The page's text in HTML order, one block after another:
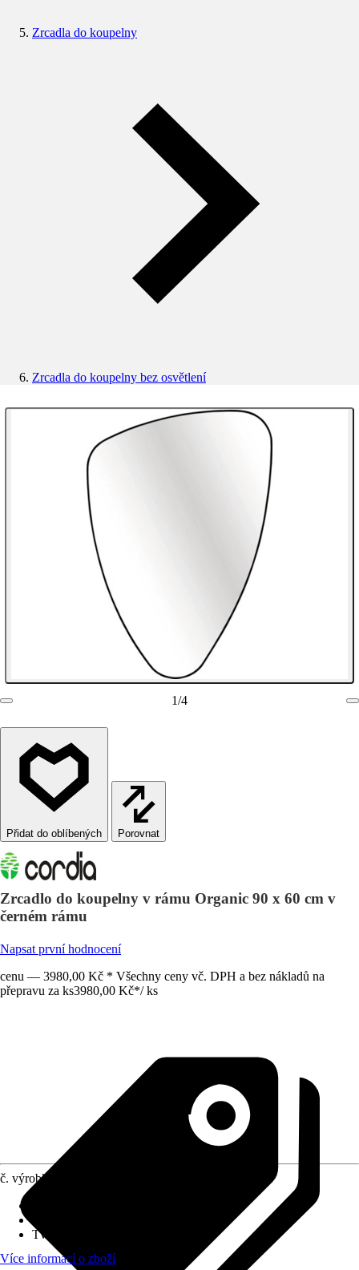
Zrcadla do koupelny
Zrcadla do koupelny bez osvětlení
1/4
Porovnat
Zrcadlo do koupelny v rámu Organic 90 x 60 cm v
černém rámu
Napsat první hodnocení
cenu — 3980,00 Kč * Všechny ceny vč. DPH a bez nákladů na
přepravu za ks3980,00 Kč*/ ks
č. výrobku
Tvar
Více informací o zboží